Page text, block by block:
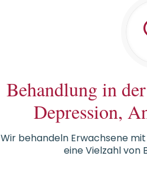
Behandlung in
Depression,
Wir behandeln Erwachsene
eine Vielzahl von